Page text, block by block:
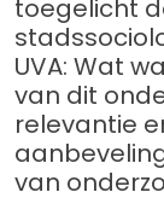
toegelicht
UVA: Wat
van dit
relevantie
van